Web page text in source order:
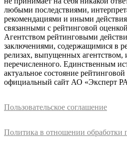
любыми последствиями,
рекомендациями и иными
связанными с рейтинговой
Агентством рейтинговыми
заключениями, содержащимися в
релизах, выпущенных агентством,
перечисленного. Единственным
актуальное состояние
официальный сайт АО «Эксперт
Пользовательское соглашение
Политика в отношении обработки